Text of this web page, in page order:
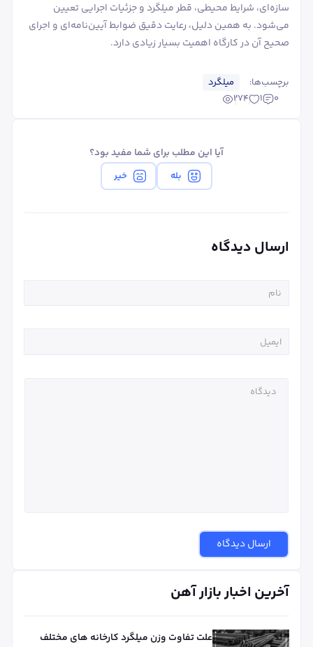
سازه‌ای، شرایط محیطی، قطر میلگرد و جزئیات اجرایی تعیین
می‌شود. به همین دلیل، رعایت دقیق ضوابط آیین‌نامه‌ای و اجرای
صحیح آن در کارگاه اهمیت بسیار زیادی دارد.
برچسب‌ها:
میلگرد
0
1
274
آیا این مطلب برای شما مفید بود؟
بله خیر
ارسال دیدگاه
ارسال دیدگاه
آخرین اخبار بازار آهن
علت تفاوت وزن میلگرد کارخانه های مختلف